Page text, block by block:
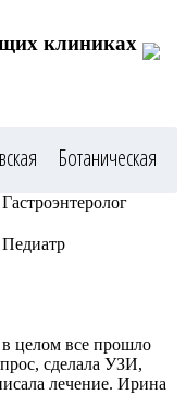
клиниках
Ботаническая
целом все прошло
сделала УЗИ,
лечение. Ирина